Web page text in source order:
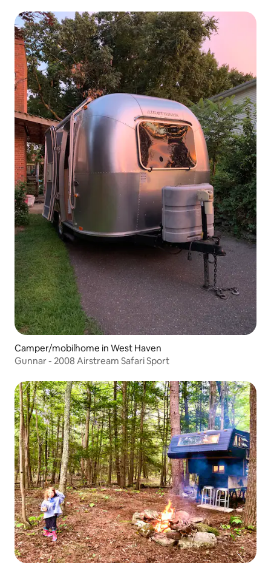
Camper/mobilhome in West Haven
Gunnar - 2008 Airstream Safari Sport